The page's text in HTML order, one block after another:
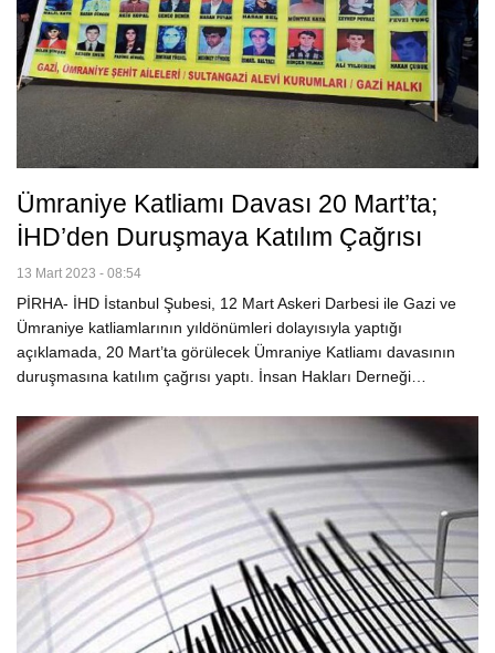
Ümraniye Katliamı Davası 20 Mart’ta;
İHD’den Duruşmaya Katılım Çağrısı
13 Mart 2023 - 08:54
PİRHA- İHD İstanbul Şubesi, 12 Mart Askeri Darbesi ile Gazi ve
Ümraniye katliamlarının yıldönümleri dolayısıyla yaptığı
açıklamada, 20 Mart’ta görülecek Ümraniye Katliamı davasının
duruşmasına katılım çağrısı yaptı. İnsan Hakları Derneği…